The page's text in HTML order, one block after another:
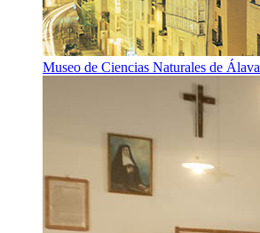
Museo de Ciencias Naturales de Álava